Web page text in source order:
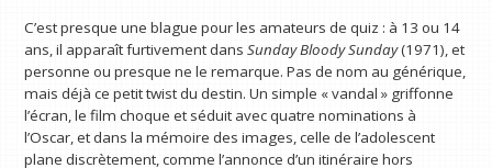
C’est presque une blague pour les amateurs de quiz : à 13 ou 14
ans, il apparaît furtivement dansSunday Bloody Sunday(1971), et
personne ou presque ne le remarque. Pas de nom au générique,
mais déjà ce petit twist du destin. Un simple « vandal » griffonne
l’écran, le film choque et séduit avec quatre nominations à
l’Oscar, et dans la mémoire des images, celle de l’adolescent
plane discrètement, comme l’annonce d’un itinéraire hors